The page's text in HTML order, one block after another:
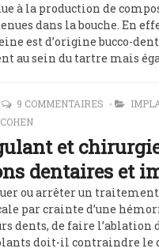
à la production de
dans la bouche. En
est d’origine bucco-
au sein du tartre mais
9 COMMENTAIRES
et
dentaires et
ou arrêter un
par crainte d’une
dents, de faire l’ablation
doit-il contraindre le